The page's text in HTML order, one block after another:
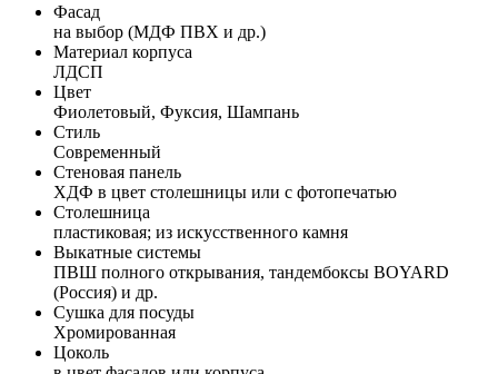
Фасад
на выбор (МДФ ПВХ и др.)
Материал корпуса
ЛДСП
Цвет
Фиолетовый, Фуксия, Шампань
Стиль
Современный
Стеновая панель
ХДФ в цвет столешницы или с фотопечатью
Столешница
пластиковая; из искусственного камня
Выкатные системы
ПВШ полного открывания, тандембоксы BOYARD
(Россия) и др.
Сушка для посуды
Хромированная
Цоколь